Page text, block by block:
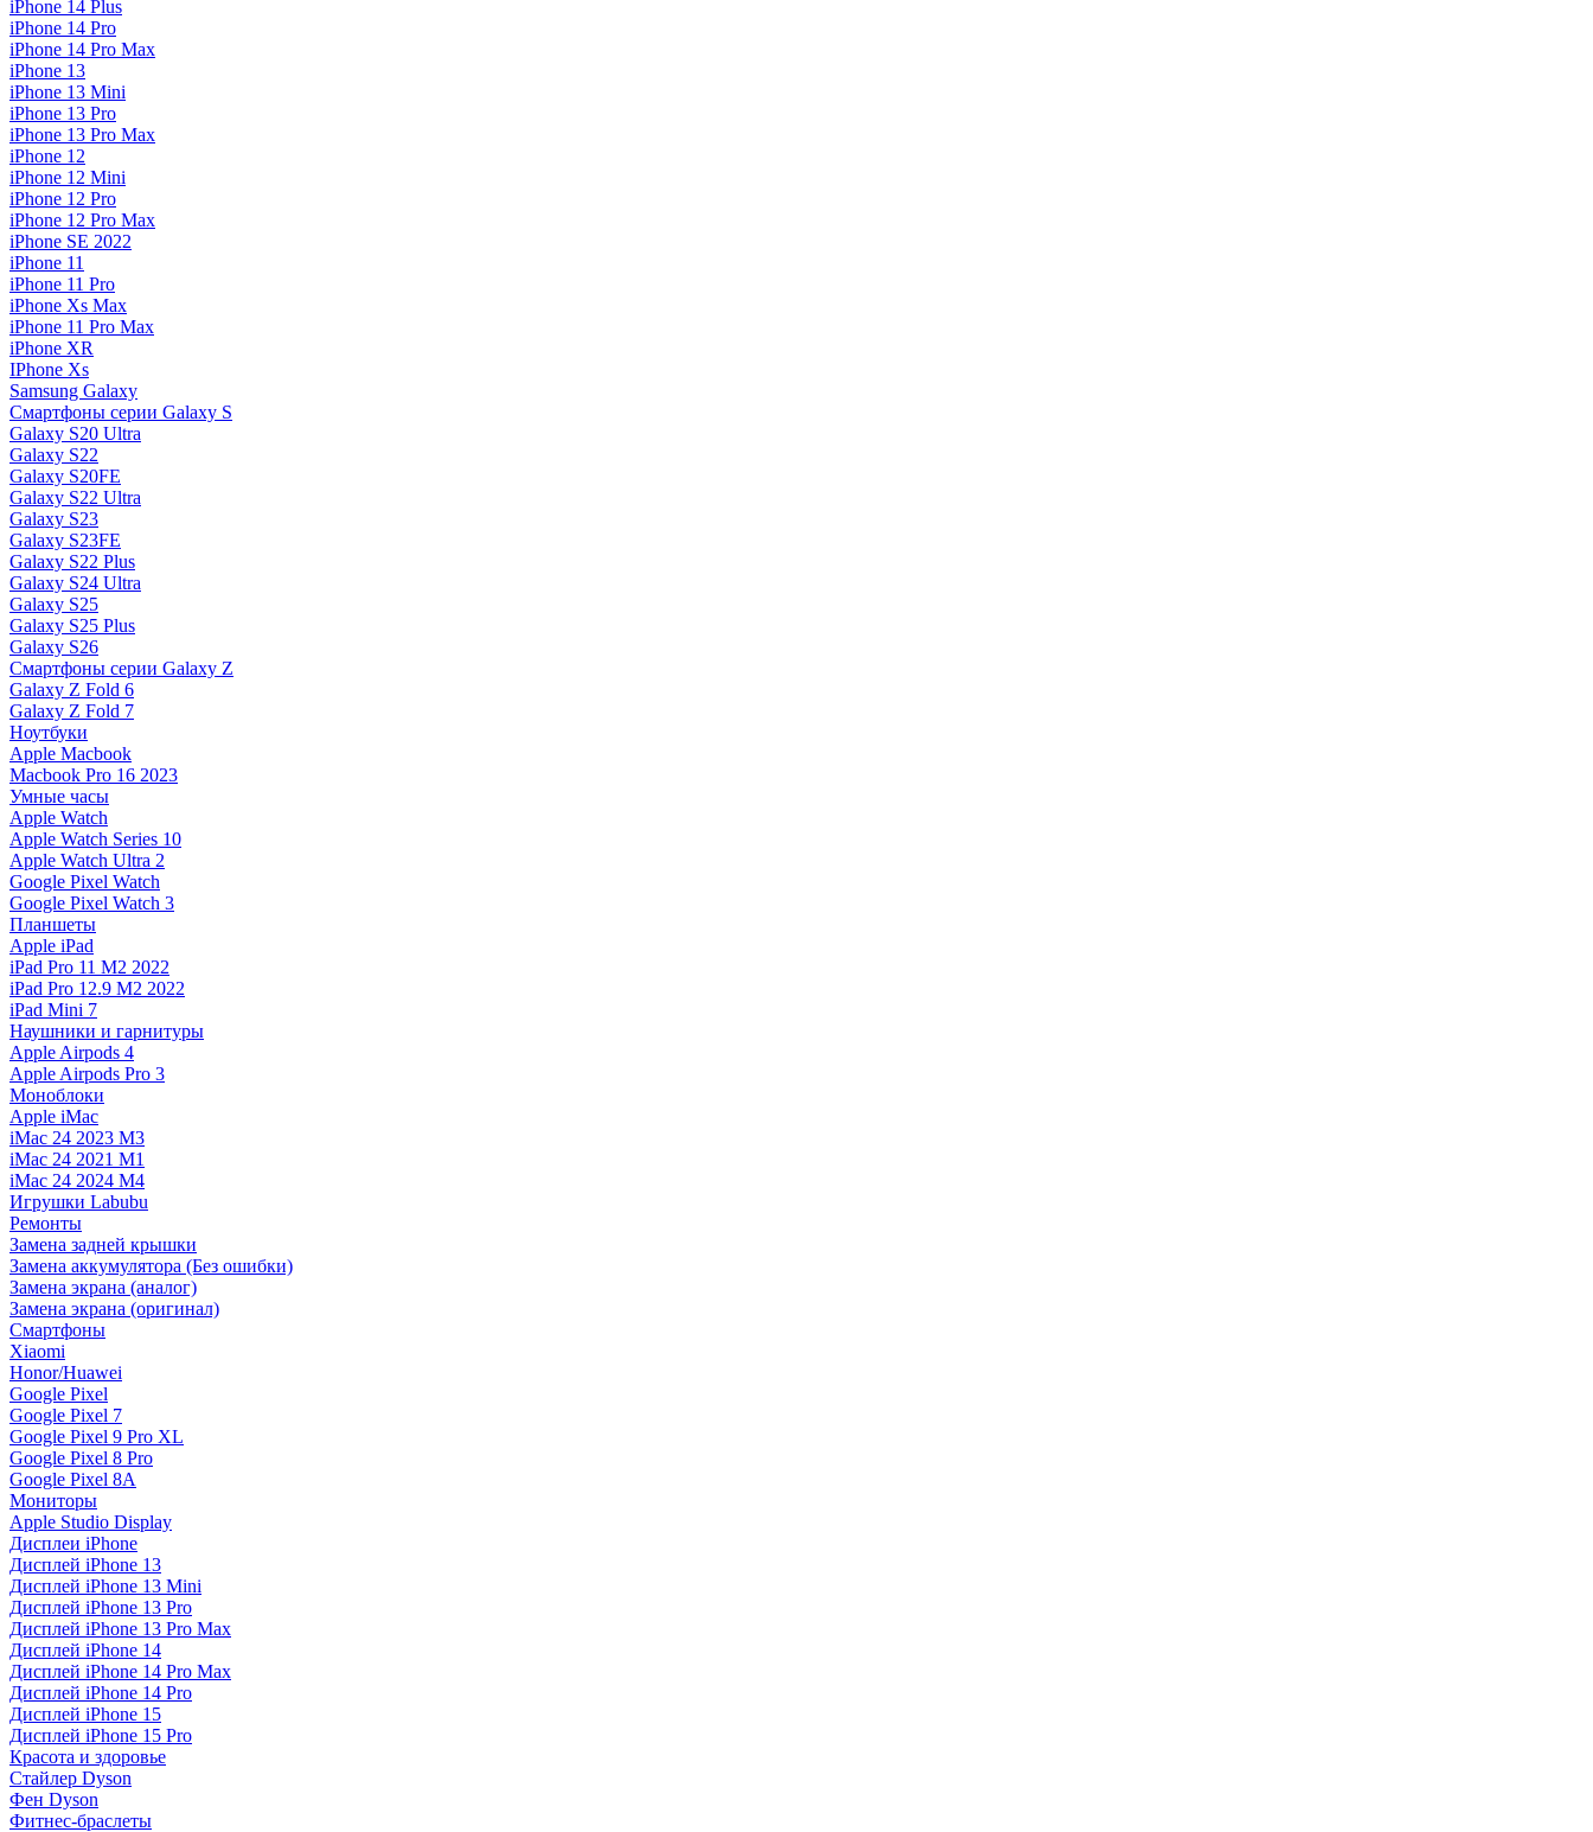
iPhone 14 Plus
iPhone 14 Pro
iPhone 14 Pro Max
iPhone 13
iPhone 13 Mini
iPhone 13 Pro
iPhone 13 Pro Max
iPhone 12
iPhone 12 Mini
iPhone 12 Pro
iPhone 12 Pro Max
iPhone SE 2022
iPhone 11
iPhone 11 Pro
iPhone Xs Max
iPhone 11 Pro Max
iPhone XR
IPhone Xs
Samsung Galaxy
Смартфоны серии Galaxy S
Galaxy S20 Ultra
Galaxy S22
Galaxy S20FE
Galaxy S22 Ultra
Galaxy S23
Galaxy S23FE
Galaxy S22 Plus
Galaxy S24 Ultra
Galaxy S25
Galaxy S25 Plus
Galaxy S26
Смартфоны серии Galaxy Z
Galaxy Z Fold 6
Galaxy Z Fold 7
Ноутбуки
Apple Macbook
Macbook Pro 16 2023
Умные часы
Apple Watch
Apple Watch Series 10
Apple Watch Ultra 2
Google Pixel Watch
Google Pixel Watch 3
Планшеты
Apple iPad
iPad Pro 11 M2 2022
iPad Pro 12.9 M2 2022
iPad Mini 7
Наушники и гарнитуры
Apple Airpods 4
Apple Airpods Pro 3
Моноблоки
Apple iMac
iMac 24 2023 M3
iMac 24 2021 M1
iMac 24 2024 M4
Игрушки Labubu
Ремонты
Замена задней крышки
Замена аккумулятора (Без ошибки)
Замена экрана (аналог)
Замена экрана (оригинал)
Смартфоны
Xiaomi
Honor/Huawei
Google Pixel
Google Pixel 7
Google Pixel 9 Pro XL
Google Pixel 8 Pro
Google Pixel 8A
Мониторы
Apple Studio Display
Дисплеи iPhone
Дисплей iPhone 13
Дисплей iPhone 13 Mini
Дисплей iPhone 13 Pro
Дисплей iPhone 13 Pro Max
Дисплей iPhone 14
Дисплей iPhone 14 Pro Max
Дисплей iPhone 14 Pro
Дисплей iPhone 15
Дисплей iPhone 15 Pro
Красота и здоровье
Стайлер Dyson
Фен Dyson
Фитнес-браслеты